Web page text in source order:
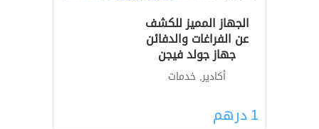
الجهاز المميز للكشف
عن الفراغات والدفائن
جهاز جولد فيجن
أكادير, خدمات
1درهم